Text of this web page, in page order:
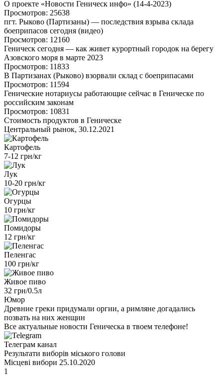
О проекте «Новости Геническ инфо» (14-4-2023)
Просмотров: 25638
пгт. Рыково (Партизаны) — последствия взрыва склада
боеприпасов сегодня (видео)
Просмотров: 12160
Геническ сегодня — как живет курортный городок на берегу
Азовского моря в марте 2023
Просмотров: 11833
В Партизанах (Рыково) взорвали склад с боеприпасами
Просмотров: 11594
Генические нотариусы работающие сейчас в Геническе по
российским законам
Просмотров: 10831
Стоимость продуктов в Геническе
Центральный рынок, 30.12.2021
Картофель
7-12 грн/кг
Лук
10-20 грн/кг
Огурцы
10 грн/кг
Помидоры
12 грн/кг
Пеленгас
100 грн/кг
Живое пиво
32 грн/0.5л
Юмор
Древние греки придумали оргии, а римляне догадались
позвать на них женщин
Все актуальные новости Геническа в твоем телефоне!
Телеграм канал
Результати виборів міського голови
Місцеві вибори 25.10.2020
1